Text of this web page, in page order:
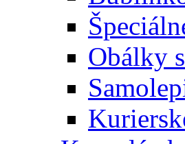
Obálky